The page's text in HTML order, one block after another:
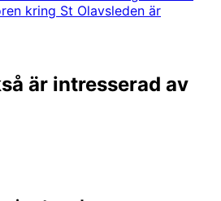
kring St Olavsleden är
är intresserad av